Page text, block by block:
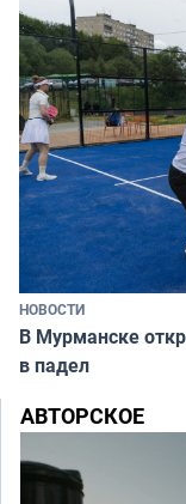
НОВОСТИ
В Мурманске
в падел
АВТОРСКОЕ